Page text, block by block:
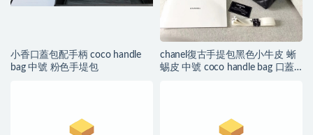
小香口蓋包配手柄 coco handle
bag 中號 粉色手堤包
chanel復古手提包黑色小牛皮 蜥
蜴皮 中號 coco handle bag 口蓋